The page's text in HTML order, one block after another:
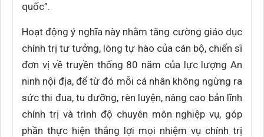
quốc”.
Hoạt động ý nghĩa này nhằm tăng cường giáo dục
chính trị tư tưởng, lòng tự hào của cán bộ, chiến sĩ
đơn vị về truyền thống 80 năm của lực lượng An
ninh nội địa, để từ đó mỗi cá nhân không ngừng ra
sức thi đua, tu dưỡng, rèn luyện, nâng cao bản lĩnh
chính trị và trình độ chuyên môn nghiệp vụ, góp
phần thực hiện thắng lợi mọi nhiệm vụ chính trị